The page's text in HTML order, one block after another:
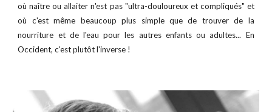
où naître ou allaiter n'est pas "ultra-douloureux et compliqués" et
où c'est même beaucoup plus simple que de trouver de la
nourriture et de l'eau pour les autres enfants ou adultes... En
Occident, c'est plutôt l'inverse !